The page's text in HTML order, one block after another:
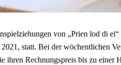
von „Prien lod di
statt. Bei der wöchentlichen
ihren Rechnungspreis bis zu einer